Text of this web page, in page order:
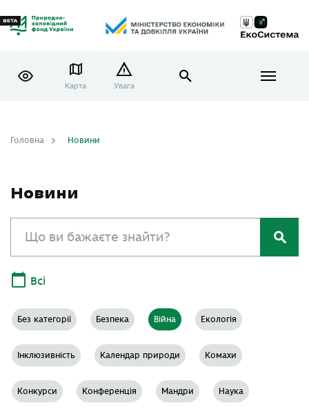
Карта Увага
Головна Новини
Новини
Всі
Без категорії Безпека Війна Екологія
Інклюзивність Календар природи Комахи
Конкурси Конференція Мандри Наука